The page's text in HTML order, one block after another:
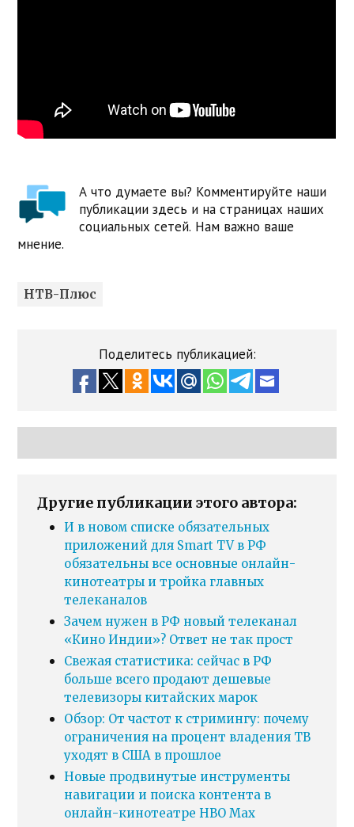
А что думаете вы? Комментируйте наши
публикации здесь и на страницах наших
социальных сетей. Нам важно ваше
мнение.
НТВ-Плюс
Поделитесь публикацией:
Другие публикации этого автора:
И в новом списке обязательных
приложений для Smart TV в РФ
обязательны все основные онлайн-
кинотеатры и тройка главных
телеканалов
Зачем нужен в РФ новый телеканал
«Кино Индии»? Ответ не так прост
Свежая статистика: сейчас в РФ
больше всего продают дешевые
телевизоры китайских марок
Обзор: От частот к стримингу: почему
ограничения на процент владения ТВ
уходят в США в прошлое
Новые продвинутые инструменты
навигации и поиска контента в
онлайн-кинотеатре HBO Max